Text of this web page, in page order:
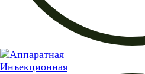
Инъекционная